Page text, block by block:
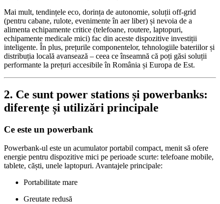
Mai mult, tendințele eco, dorința de autonomie, soluții off‑grid
(pentru cabane, rulote, evenimente în aer liber) și nevoia de a
alimenta echipamente critice (telefoane, routere, laptopuri,
echipamente medicale mici) fac din aceste dispozitive investiții
inteligente. În plus, prețurile componentelor, tehnologiile bateriilor și
distribuția locală avansează – ceea ce înseamnă că poți găsi soluții
performante la prețuri accesibile în România și Europa de Est.
2. Ce sunt power stations și powerbanks:
diferențe și utilizări principale
Ce este un powerbank
Powerbank‑ul este un acumulator portabil compact, menit să ofere
energie pentru dispozitive mici pe perioade scurte: telefoane mobile,
tablete, căști, unele laptopuri. Avantajele principale:
Portabilitate mare
Greutate redusă